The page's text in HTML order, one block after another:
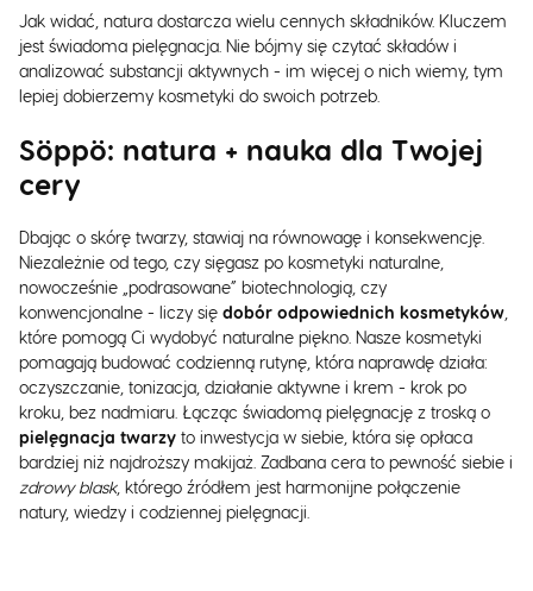
Jak widać, natura dostarcza wielu cennych składników. Kluczem
jest świadoma pielęgnacja. Nie bójmy się czytać składów i
analizować substancji aktywnych - im więcej o nich wiemy, tym
lepiej dobierzemy kosmetyki do swoich potrzeb.
Söppö: natura + nauka dla Twojej
cery
Dbając o skórę twarzy, stawiaj na równowagę i konsekwencję.
Niezależnie od tego, czy sięgasz po kosmetyki naturalne,
nowocześnie „podrasowane” biotechnologią, czy
konwencjonalne - liczy się dobór odpowiednich kosmetyków
które pomogą Ci wydobyć naturalne piękno. Nasze kosmetyki
pomagają budować codzienną rutynę, która naprawdę działa:
oczyszczanie, tonizacja, działanie aktywne i krem - krok po
kroku, bez nadmiaru. Łącząc świadomą pielęgnację z troską o
pielęgnacja twarzy to inwestycja w siebie, która się opłaca
bardziej niż najdroższy makijaż. Zadbana cera to pewność siebie i
zdrowy blask, którego źródłem jest harmonijne połączenie
natury, wiedzy i codziennej pielęgnacji.